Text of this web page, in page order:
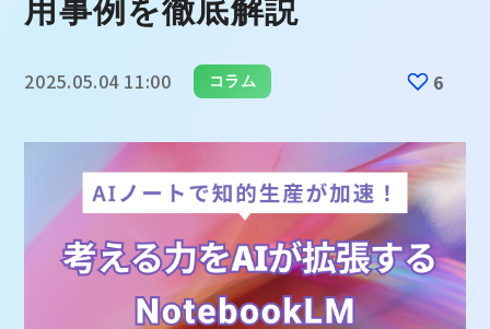
用事例を徹底解説
2025.05.04 11:00 コラム 6